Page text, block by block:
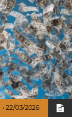
22/03/2026